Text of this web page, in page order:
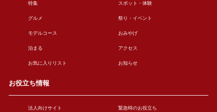
特集 スポット・体験
グルメ 祭り・イベント
モデルコース おみやげ
泊まる アクセス
お気に入りリスト お知らせ
お役立ち情報
法人向けサイト 緊急時のお役立ち